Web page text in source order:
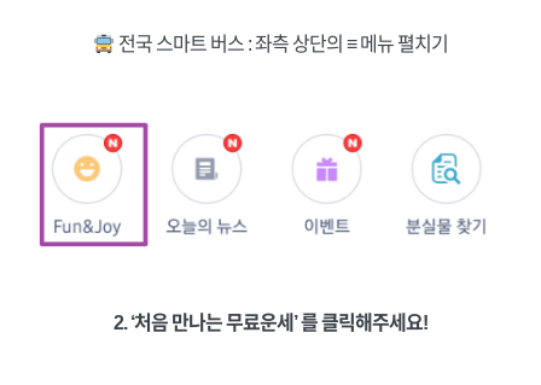
전국 스마트 버스 : 좌측 상단의 ≡ 메뉴 펼치기
2. ‘처음 만나는 무료운세’ 를 클릭해주세요!